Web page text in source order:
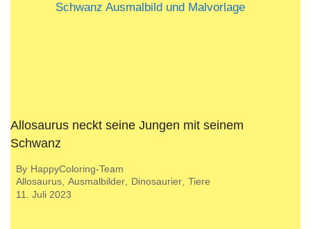
Allosaurus neckt seine Jungen mit seinem
Schwanz
By HappyColoring-Team
Allosaurus Ausmalbilder Dinosaurier Tiere
11. Juli 2023